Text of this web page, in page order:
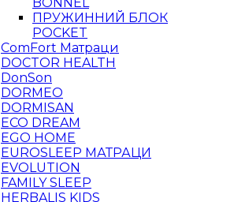
ПРУЖИННИЙ БЛОК
POCKET
ComFort Матраци
DOCTOR HEALTH
DonSon
DORMEO
DORMISAN
ECO DREAM
EGO HOME
EUROSLEEP МАТРАЦИ
EVOLUTION
FAMILY SLEEP
HERBALIS KIDS